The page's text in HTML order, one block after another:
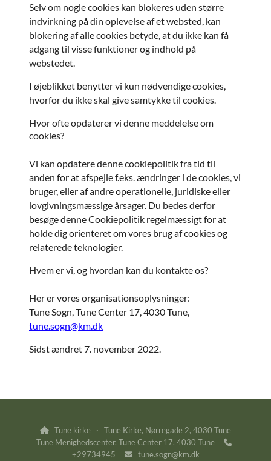
Selv om nogle cookies kan blokeres uden større
indvirkning på din oplevelse af et websted, kan
blokering af alle cookies betyde, at du ikke kan få
adgang til visse funktioner og indhold på
webstedet.
I øjeblikket benytter vi kun nødvendige cookies,
hvorfor du ikke skal give samtykke til cookies.
Hvor ofte opdaterer vi denne meddelelse om
cookies?
Vi kan opdatere denne cookiepolitik fra tid til
anden for at afspejle f.eks. ændringer i de cookies, vi
bruger, eller af andre operationelle, juridiske eller
lovgivningsmæssige årsager. Du bedes derfor
besøge denne Cookiepolitik regelmæssigt for at
holde dig orienteret om vores brug af cookies og
relaterede teknologier.
Hvem er vi, og hvordan kan du kontakte os?
Her er vores organisationsoplysninger:
Tune Sogn, Tune Center 17, 4030 Tune,
tune.sogn@km.dk
Sidst ændret 7. november 2022.

Tune kirke · Tune Kirke, Nørregade 2, 4030 Tune
Tune Menighedscenter, Tune Center 17, 4030 Tune

+29734945 tune.sogn@km.dk